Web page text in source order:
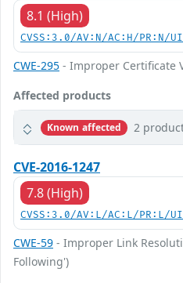
8.1 (High)
CVSS:3.0/AV:N/AC:H/PR:N/
CWE-295 - Improper Certificate
Affected products
Known affected 2
CVE-2016-1247
7.8 (High)
CVSS:3.0/AV:L/AC:L/PR:L/
CWE-59 - Improper Link
Following')